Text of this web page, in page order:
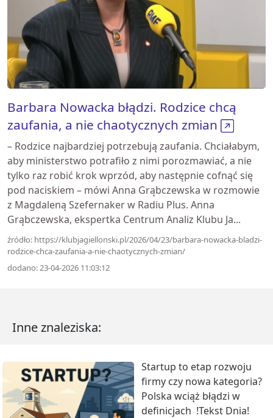
Barbara Nowacka błądzi. Rodzice chcą
zaufania, a nie chaotycznych zmian
– Rodzice najbardziej potrzebują zaufania. Chciałabym,
aby ministerstwo potrafiło z nimi porozmawiać, a nie
tylko raz robić krok wprzód, aby następnie cofnąć się
pod naciskiem – mówi Anna Grąbczewska w rozmowie
z Magdaleną Szefernaker w Radiu Plus. Anna
Grąbczewska, ekspertka Centrum Analiz Klubu Ja...
źródło: https://klubjagiellonski.pl/2026/04/23/barbara-nowacka-bladzi-
rodzice-chca-zaufania-a-nie-chaotycznych-zmian/
dodano: 23-04-2026 11:03:12
Inne znaleziska:
Startup to etap rozwoju
firmy czy nowa kategoria?
Polska wciąż błądzi w
definicjach !Tekst Dnia!